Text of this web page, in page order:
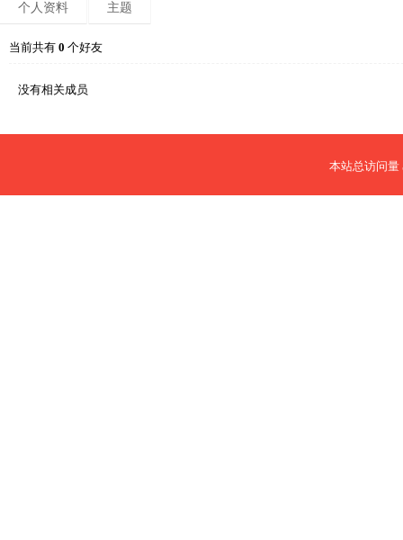
个人资料 主题
当前共有 0 个好友
没有相关成员
本站总访问量